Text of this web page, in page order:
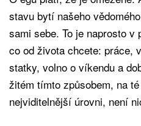
stavu bytí našeho
sami sebe. To je naprosto v
co od života chcete: práce,
statky, volno o víkendu a
žitém tímto způsobem, na té
nejviditelnější úrovni, není